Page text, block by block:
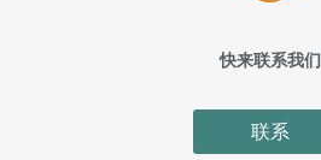
快来联系我们
联系